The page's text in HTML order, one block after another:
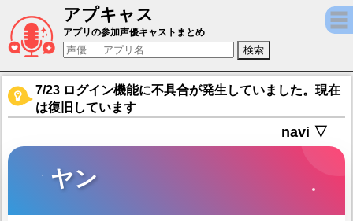
アプキャス
ヤン（声優：櫻井みゆき)【ゴッデスオーダ
アプリの参加声優キャストまとめ
7/23 ログイン機能に不具合が発生していました。現在
は復旧しています
navi ▽
ヤン